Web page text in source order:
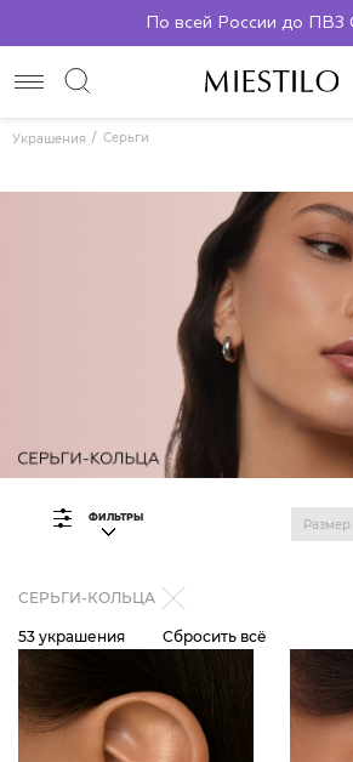
По всей России до
Украшения Серьги
ФИЛЬТРЫ Размер
СЕРЬГИ-КОЛЬЦА
53 украшения Сбросить всё